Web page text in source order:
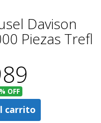
Davison
Piezas Trefl
OFF
carrito